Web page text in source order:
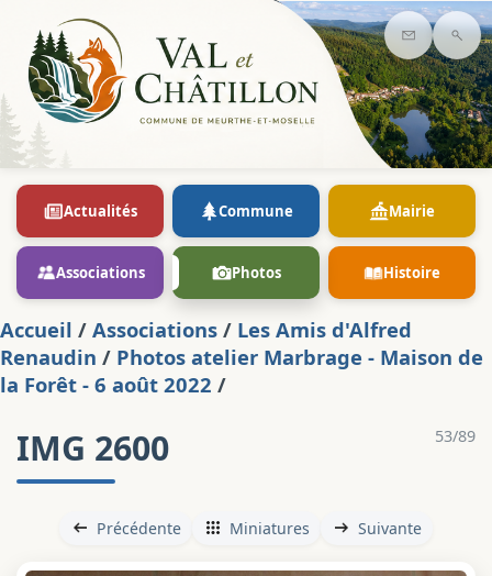
Contact
Actualités Commune Mairie
Associations Photos Histoire
Accueil / Associations / Les Amis d'Alfred
Renaudin / Photos atelier Marbrage - Maison de
la Forêt - 6 août 2022 /
53/89
IMG 2600
Précédente Miniatures Suivante